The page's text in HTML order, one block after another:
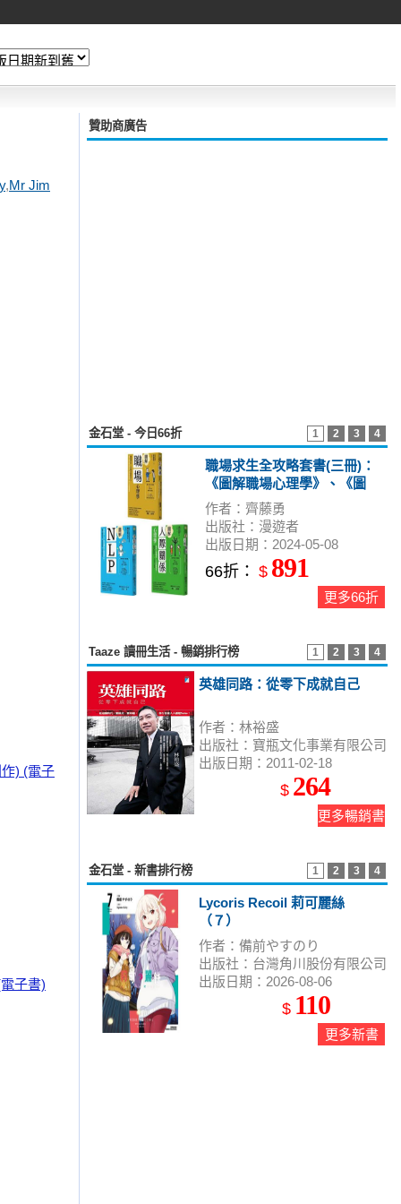
,Mr Jim
) (電子
子書)
贊助商廣告
1 2 3 4
金石堂 - 今日66折
職場求生全攻略套書(三冊)：
《圖解職場心理學》、《圖
解人際關係心理學》、《圖
解NLP》
作者：齊藤勇
出版社：漫遊者
出版日期：2024-05-08
66折： $ 891
更多66折
1 2 3 4
Taaze 讀冊生活 - 暢銷排行榜
英雄同路：從零下成就自己
作者：林裕盛
出版社：寶瓶文化事業有限公司
出版日期：2011-02-18
$ 264
更多暢銷書
1 2 3 4
金石堂 - 新書排行榜
Lycoris Recoil 莉可麗絲
（７）
作者：備前やすのり
出版社：台灣角川股份有限公司
出版日期：2026-08-06
$ 110
更多新書